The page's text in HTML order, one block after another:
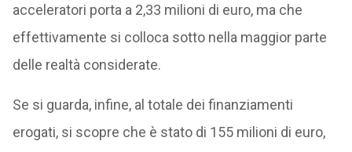
acceleratori porta a 2,33 milioni di euro, ma che
effettivamente si colloca sotto nella maggior parte
delle realtà considerate.
Se si guarda, infine, al totale dei finanziamenti
erogati, si scopre che è stato di 155 milioni di euro,